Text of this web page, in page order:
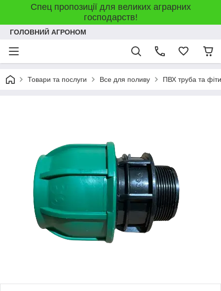
Спец пропозиції для великих аграрних
господарств!
ГОЛОВНИЙ АГРОНОМ
Товари та послуги Все для поливу ПВХ труба та